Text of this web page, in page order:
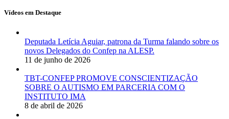
Vídeos em Destaque
Deputada Letícia Aguiar, patrona da Turma falando sobre os
novos Delegados do Confep na ALESP.
11 de junho de 2026
TBT-CONFEP PROMOVE CONSCIENTIZAÇÃO
SOBRE O AUTISMO EM PARCERIA COM O
INSTITUTO IMA
8 de abril de 2026